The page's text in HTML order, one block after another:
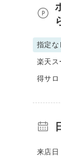
指定な
楽天ス
得サロ
来店日